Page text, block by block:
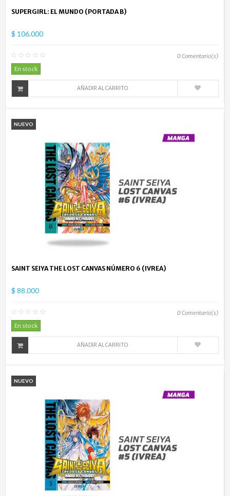
SUPERGIRL: EL MUNDO (PORTADA B)
$ 106.000
0Comentario(s)
En stock
AÑADIR AL CARRITO
NUEVO
SAINT SEIYA THE LOST CANVAS NÚMERO 6 (IVREA)
$ 88.000
0Comentario(s)
En stock
AÑADIR AL CARRITO
NUEVO